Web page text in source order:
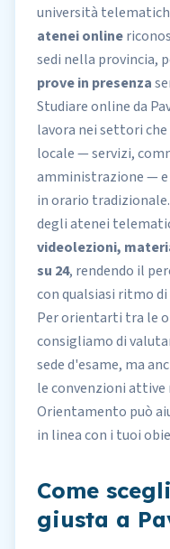
università
atenei online
sedi nella provincia,
prove in presenza
Studiare online da
lavora nei settori
locale — servizi,
amministrazione —
in orario
degli atenei
videolezioni,
su 24, rendendo il
con qualsiasi ritmo di
Per orientarti tra le
consigliamo di
sede d'esame, ma
le convenzioni
Orientamento può
in linea con i tuoi
Come
giusta a